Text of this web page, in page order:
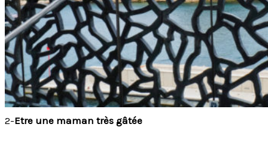
2-Etre une maman très gâtée